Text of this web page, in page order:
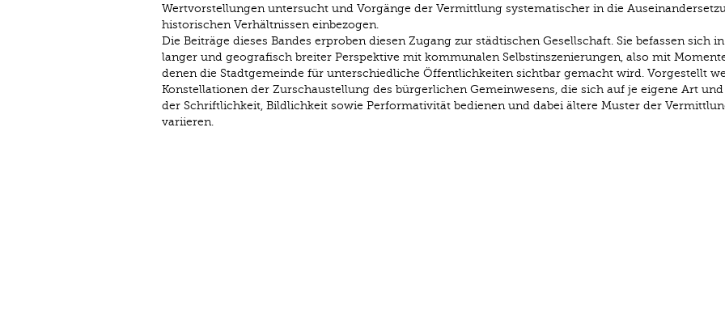
Wertvorstellungen untersucht und Vorgänge der Vermittlung systematischer in die
historischen Verhältnissen einbezogen.
Die Beiträge dieses Bandes erproben diesen Zugang zur städtischen Gesellschaft. Sie befassen sich
langer und geografisch breiter Perspektive mit kommunalen Selbstinszenierungen, also mit
denen die Stadtgemeinde für unterschiedliche Öffentlichkeiten sichtbar gemacht wird. Vorgestellt
Konstellationen der Zurschaustellung des bürgerlichen Gemeinwesens, die sich auf je eigene Art und
der Schriftlichkeit, Bildlichkeit sowie Performativität bedienen und dabei ältere Muster der
variieren.